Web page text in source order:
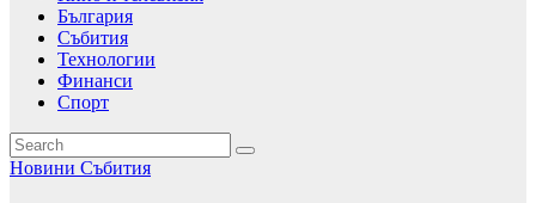
България
Събития
Технологии
Финанси
Спорт
Новини Събития